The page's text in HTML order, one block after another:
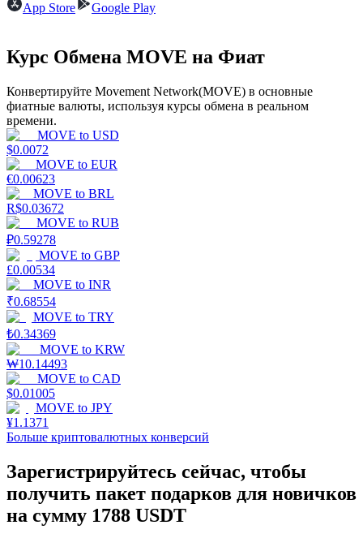
Стейкинг
Высокая прибыль и мгновенный доступ
Launchpool
Гибкая ставка для заработка популярных токенов
Блокировки BTR
Эксклюзивные инвестиции для владельцев BTR
App Store
Google Play
Курс Обмена MOVE на Фиат
Конвертируйте Movement Network(MOVE) в основные
фиатные валюты, используя курсы обмена в реальном
времени.
MOVE to USD
$0.0072
MOVE to EUR
€0.00623
MOVE to BRL
R$0.03672
MOVE to RUB
₽0.59278
MOVE to GBP
£0.00534
MOVE to INR
₹0.68554
MOVE to TRY
₺0.34369
MOVE to KRW
₩10.14493
MOVE to CAD
$0.01005
MOVE to JPY
¥1.1371
Больше криптовалютных конверсий
Зарегистрируйтесь сейчас, чтобы
получить пакет подарков для новичков
на сумму 1788 USDT